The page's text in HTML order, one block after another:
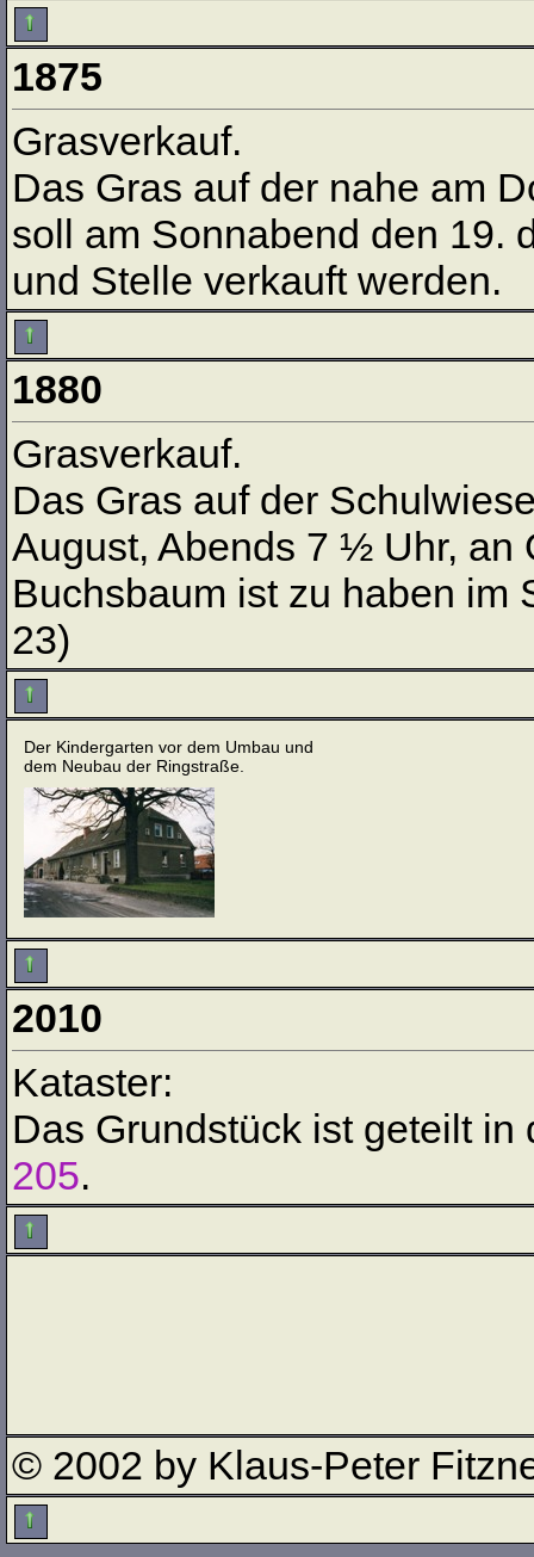
1875
Grasverkauf.
Das Gras auf der nahe am
soll am Sonnabend den 19.
und Stelle verkauft werden.
1880
Grasverkauf.
Das Gras auf der
August, Abends 7 ½ Uhr, an
Buchsbaum ist zu haben im
23)
Der Kindergarten vor dem Umbau und
dem Neubau der Ringstraße.
2010
Kataster:
Das Grundstück ist geteilt
205.
© 2002 by Klaus-Peter